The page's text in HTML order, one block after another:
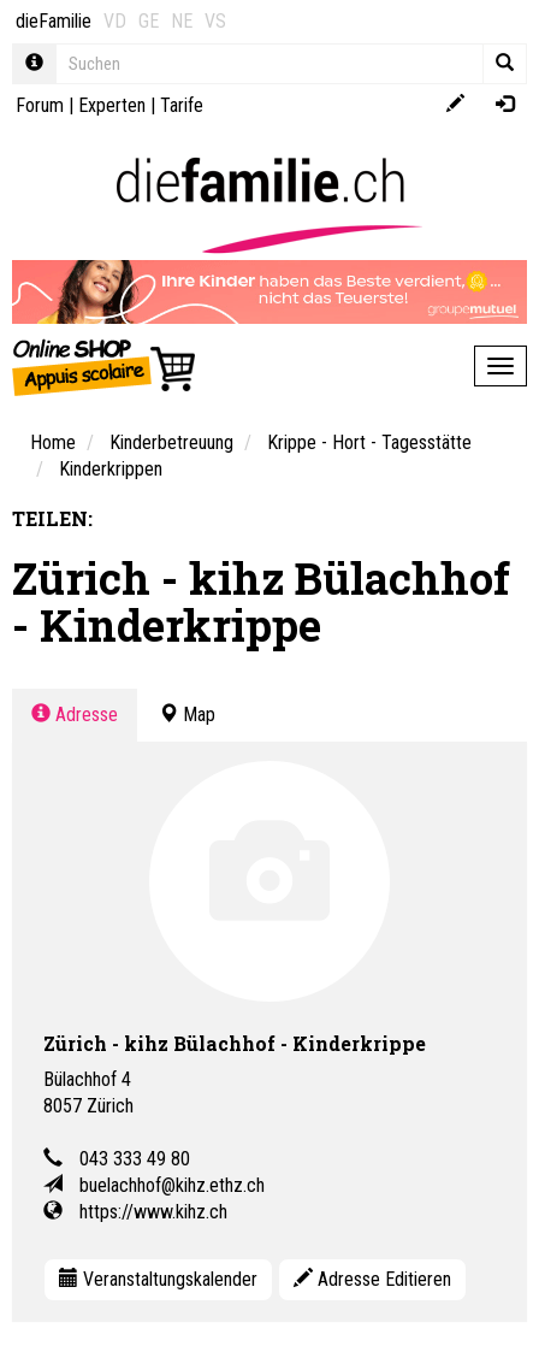
dieFamilie VD GE NE VS
Forum | Experten | Tarife
Home Kinderbetreuung
Krippe - Hort - Tagesstätte
Kinderkrippen
TEILEN:
Zürich - kihz Bülachhof
- Kinderkrippe
Adresse Map
Zürich - kihz Bülachhof - Kinderkrippe
Bülachhof 4
8057 Zürich
043 333 49 80
buelachhof@kihz.ethz.ch
https://www.kihz.ch
Veranstaltungskalender Adresse Editieren